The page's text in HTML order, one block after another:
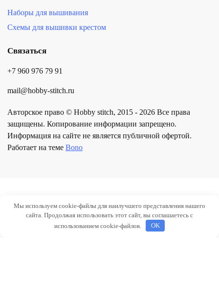
Наборы для вышивания
Схемы для вышивки крестом
Связаться
+7 960 976 79 91
mail@hobby-stitch.ru
Авторское право © Hobby stitch, 2015 - 2026 Все права
защищены. Копирование информации запрещено.
Информация на сайте не является публичной офертой.
Работает на теме Bono
Мы используем cookie-файлы для наилучшего представления нашего
сайта. Продолжая использовать этот сайт, вы соглашаетесь с
использованием cookie-файлов.
OK